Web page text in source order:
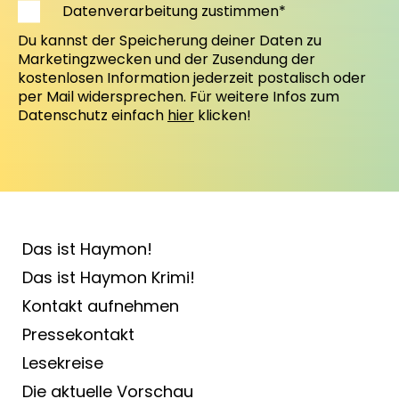
Datenverarbeitung zustimmen*
Du kannst der Speicherung deiner Daten zu
Marketingzwecken und der Zusendung der
kostenlosen Information jederzeit postalisch oder
per Mail widersprechen. Für weitere Infos zum
Datenschutz einfach hier klicken!
Das ist Haymon!
Das ist Haymon Krimi!
Kontakt aufnehmen
Pressekontakt
Lesekreise
Die aktuelle Vorschau